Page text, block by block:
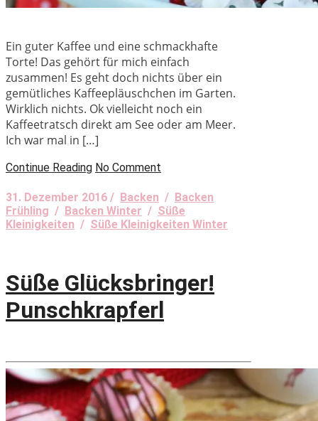
Ein guter Kaffee und eine schmackhafte
Torte! Das gehört für mich einfach
zusammen! Es geht doch nichts über ein
gemütliches Kaffeepläuschchen im Garten.
Wirklich nichts. Ok vielleicht noch ein
Kaffeetratsch direkt am See oder am Meer.
Ich war mal in […]
Continue Reading No Comment
31. Dezember 2016 / Backen / Backen
Frühling / Backen Winter / Süße
Kleinigkeiten / Süße Kleinigkeiten Winter
Süße Glücksbringer!
Punschkrapferl